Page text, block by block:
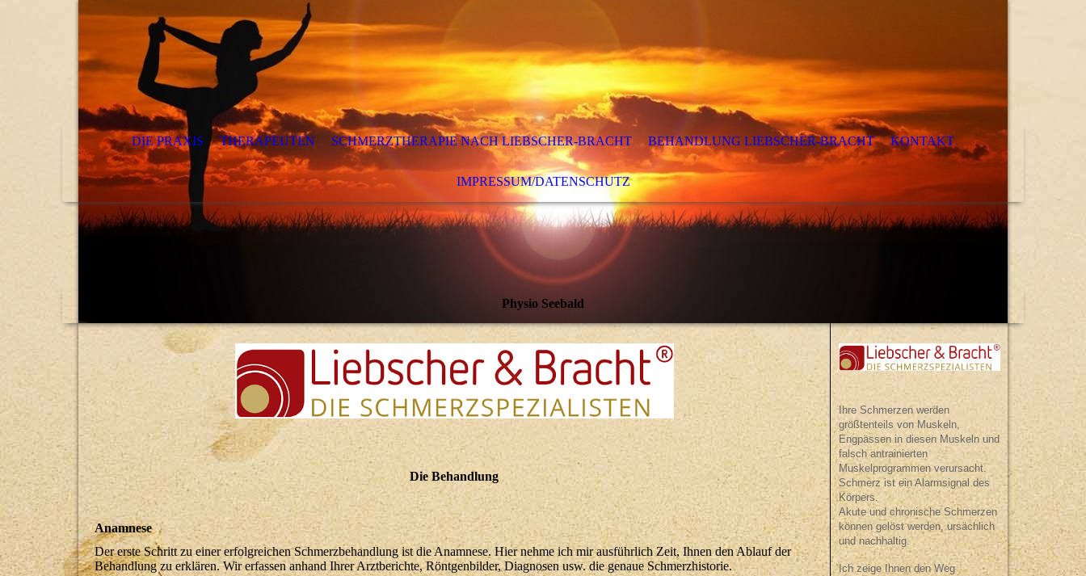
DIE PRAXIS THERAPEUTEN SCHMERZTHERAPIE NACH LIEBSCHER-BRACHT BEHANDLUNG LIEBSCHER-BRACHT KONTAKT
IMPRESSUM/DATENSCHUTZ
Physio Seebald
Die Behandlung
Anamnese
Der erste Schritt zu einer erfolgreichen Schmerzbehandlung ist die Anamnese. Hier nehme ich mir ausführlich Zeit, Ihnen den Ablauf der
Behandlung zu erklären. Wir erfassen anhand Ihrer Arztberichte, Röntgenbilder, Diagnosen usw. die genaue Schmerzhistorie.
Ihre Schmerzen werden
größtenteils von Muskeln,
Engpässen in diesen Muskeln und
falsch antrainierten
Muskelprogrammen verursacht.
Schmerz ist ein Alarmsignal des
Körpers.
Akute und chronische Schmerzen
können gelöst werden, ursächlich
und nachhaltig.
Ich zeige Ihnen den Weg